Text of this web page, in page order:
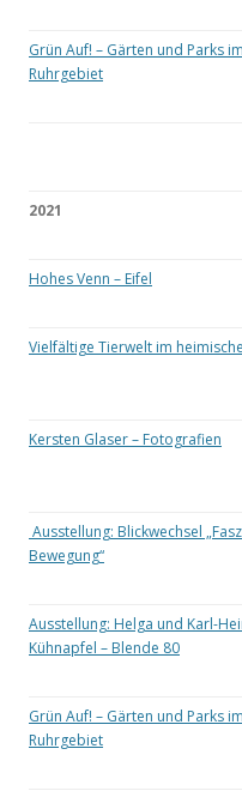
Grün Auf! – Gärten und Parks im
Ruhrgebiet
2021
Hohes Venn – Eifel
Vielfältige Tierwelt im
Kersten Glaser – Fotografien
Ausstellung: Blickwechsel
Bewegung“
Ausstellung: Helga und Karl-
Kühnapfel – Blende 80
Grün Auf! – Gärten und Parks im
Ruhrgebiet